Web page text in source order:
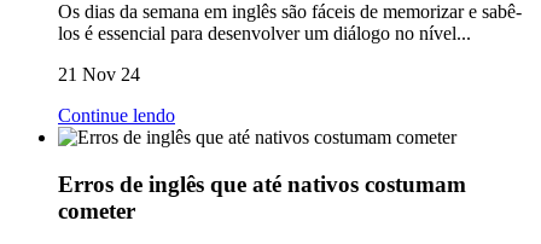
Os dias da semana em inglês são fáceis de memorizar e sabê-
los é essencial para desenvolver um diálogo no nível...
21 Nov 24
Continue lendo
Erros de inglês que até nativos costumam
cometer